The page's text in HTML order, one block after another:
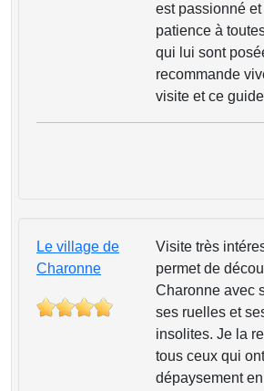
est passionné
patience à
qui lui sont
recommande
visite et ce
Le village de
Charonne
Visite très
permet de
Charonne avec
ses ruelles et
insolites. Je la
tous ceux qui
dépaysement